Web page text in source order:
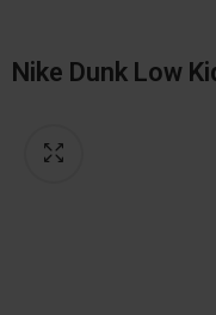
Nike Dunk Low